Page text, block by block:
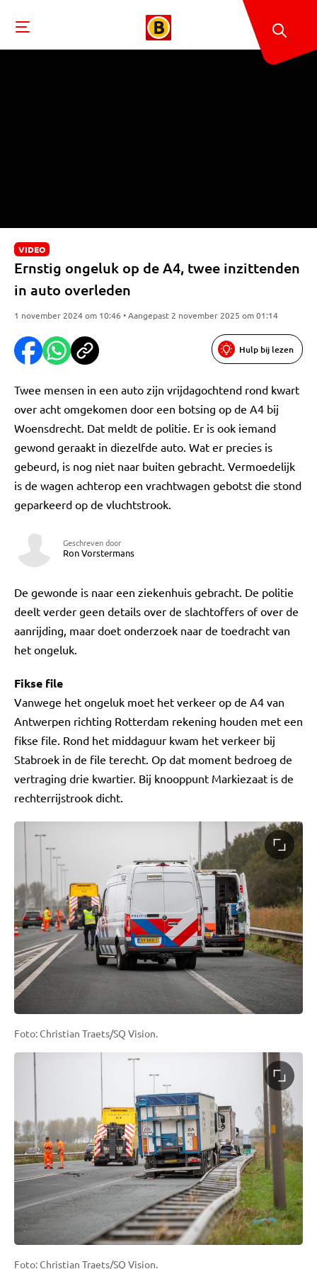
VIDEO
Ernstig ongeluk op de A4, twee inzittenden
in auto overleden
1 november 2024 om 10:46 • Aangepast 2 november 2025 om 01:14
Hulp bij lezen
Twee mensen in een auto zijn vrijdagochtend rond kwart
over acht omgekomen door een botsing op de A4 bij
Woensdrecht. Dat meldt de politie. Er is ook iemand
gewond geraakt in diezelfde auto. Wat er precies is
gebeurd, is nog niet naar buiten gebracht. Vermoedelijk
is de wagen achterop een vrachtwagen gebotst die stond
geparkeerd op de vluchtstrook.
Geschreven door
Ron Vorstermans
De gewonde is naar een ziekenhuis gebracht. De politie
deelt verder geen details over de slachtoffers of over de
aanrijding, maar doet onderzoek naar de toedracht van
het ongeluk.
Fikse file
Vanwege het ongeluk moet het verkeer op de A4 van
Antwerpen richting Rotterdam rekening houden met een
fikse file. Rond het middaguur kwam het verkeer bij
Stabroek in de file terecht. Op dat moment bedroeg de
vertraging drie kwartier. Bij knooppunt Markiezaat is de
rechterrijstrook dicht.
Foto: Christian Traets/SQ Vision.
Foto: Christian Traets/SQ Vision.